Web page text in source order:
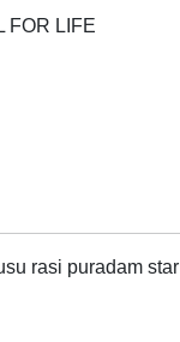
FOR LIFE
rasi puradam star